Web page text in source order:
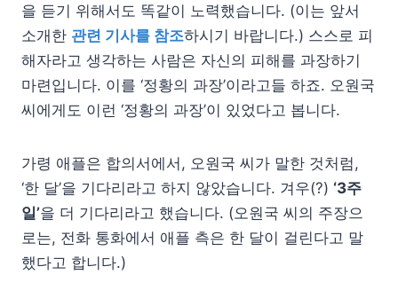
을 듣기 위해서도 똑같이 노력했습니다. (이는 앞서
소개한 관련 기사를 참조하시기 바랍니다.) 스스로 피
해자라고 생각하는 사람은 자신의 피해를 과장하기
마련입니다. 이를 ‘정황의 과장’이라고들 하죠. 오원국
씨에게도 이런 ‘정황의 과장’이 있었다고 봅니다.
가령 애플은 합의서에서, 오원국 씨가 말한 것처럼,
‘한 달’을 기다리라고 하지 않았습니다. 겨우(?) ‘3주
일’을 더 기다리라고 했습니다. (오원국 씨의 주장으
로는, 전화 통화에서 애플 측은 한 달이 걸린다고 말
했다고 합니다.)